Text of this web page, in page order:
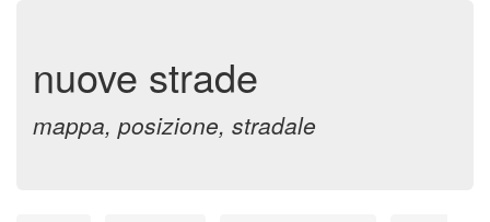
nuove strade
mappa, posizione, stradale